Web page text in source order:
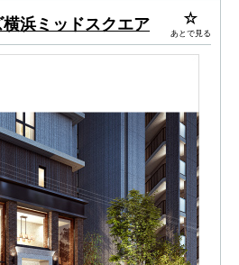
浜ミッドスクエア あとで見る